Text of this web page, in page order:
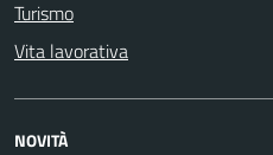
Turismo
Vita lavorativa
NOVITÀ